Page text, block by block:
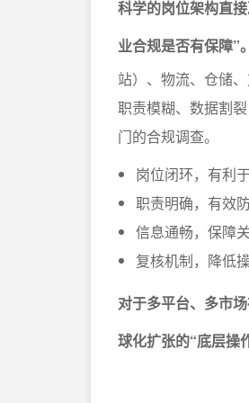
科学的岗位架构直
业合规是否有保障”
站）、物流、仓储
职责模糊、数据割
门的合规调查。
岗位闭环，有利
职责明确，有效
信息通畅，保障
复核机制，降低
对于多平台、多市
球化扩张的“底层操